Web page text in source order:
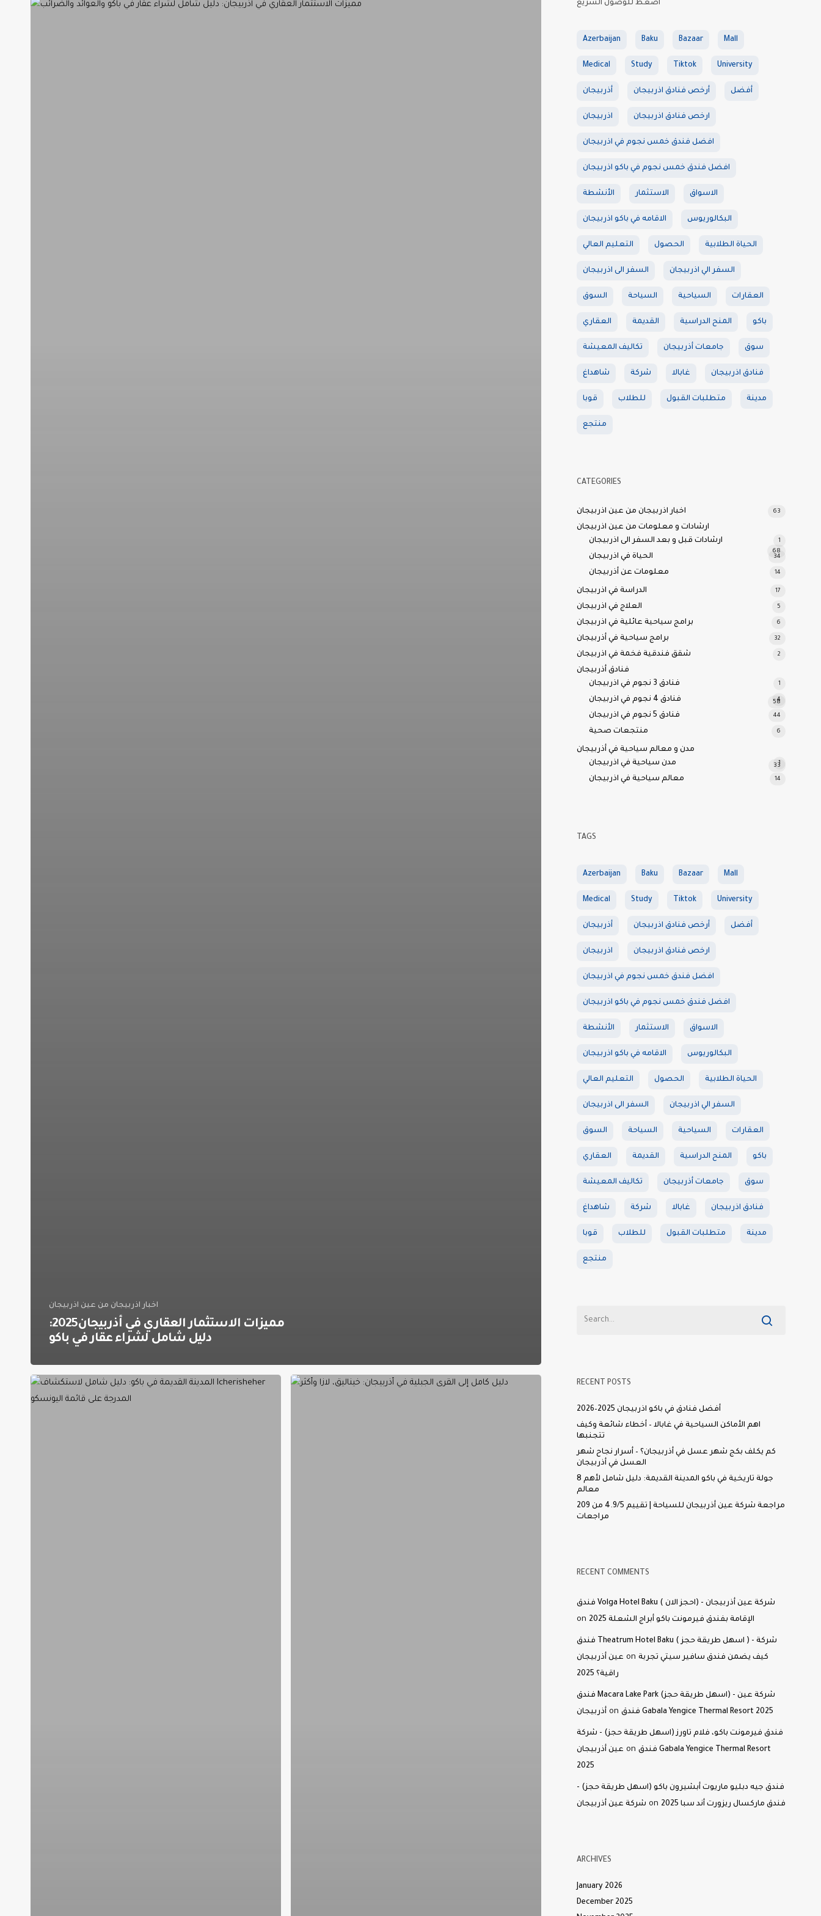
مميزات
اخبار اذربيجان من عين اذربيجان
مميزات الاستثمار العقاري في أذربيجان2025:
دليل شامل لشراء عقار في باكو
المدينة
القديمة
دليل
اضغط للوصول السريع
Azerbaijan Baku Bazaar Mall
Medical Study Tiktok University
أذربيجان أرخص فنادق اذربيجان أفضل
اذربيجان ارخص فنادق اذربيجان
افضل فندق خمس نجوم في اذربيجان
افضل فندق خمس نجوم في باكو اذربيجان
الأنشطة الاستثمار الاسواق
الاقامه في باكو اذربيجان البكالوريوس
التعليم العالي الحصول الحياة الطلابية
السفر الى اذربيجان السفر الي اذربيجان
السوق السياحة السياحية العقارات
العقاري القديمة المنح الدراسية باكو
تكاليف المعيشة جامعات أذربيجان سوق
شاهداغ شركة غابالا فنادق اذربيجان
قوبا للطلاب متطلبات القبول مدينة
منتجع
CATEGORIES
اخبار اذربيجان من عين اذربيجان 63
ارشادات و معلومات من عين اذربيجان
68
ارشادات قبل و بعد السفر الى اذربيجان 1
الحياة في اذربيجان 34
معلومات عن أذربيجان 14
الدراسة في اذربيجان 17
العلاج في اذربيجان 5
برامج سياحية عائلية في اذربيجان 6
برامج سياحية في أذربيجان 32
شقق فندقية فخمة في اذربيجان 2
فنادق أذربيجان
58
فنادق 3 نجوم في اذربيجان 1
فنادق 4 نجوم في اذربيجان 4
فنادق 5 نجوم في اذربيجان 44
منتجعات صحية 6
مدن و معالم سياحية في أذربيجان
33 مدن سياحية في اذربيجان 1
معالم سياحية في اذربيجان 14
TAGS
Azerbaijan Baku Bazaar Mall
Medical Study Tiktok University
أذربيجان أرخص فنادق اذربيجان أفضل
اذربيجان ارخص فنادق اذربيجان
افضل فندق خمس نجوم في اذربيجان
افضل فندق خمس نجوم في باكو اذربيجان
الأنشطة الاستثمار الاسواق
الاقامه في باكو اذربيجان البكالوريوس
التعليم العالي الحصول الحياة الطلابية
السفر الى اذربيجان السفر الي اذربيجان
السوق السياحة السياحية العقارات
العقاري القديمة المنح الدراسية باكو
تكاليف المعيشة جامعات أذربيجان سوق
شاهداغ شركة غابالا فنادق اذربيجان
قوبا للطلاب متطلبات القبول مدينة
منتجع
RECENT POSTS
أفضل فنادق في باكو اذربيجان 2025–2026
اهم الأماكن السياحية في غابالا – أخطاء شائعة وكيف
تتجنبها
كم يكلف بكج شهر عسل في أذربيجان؟ – أسرار نجاح شهر
العسل في أذربيجان
جولة تاريخية في باكو المدينة القديمة: دليل شامل لأهم 8
معالم
مراجعة شركة عين أذربيجان للسياحة | تقييم 4.9/5 من 209
مراجعات
RECENT COMMENTS
فندق Volga Hotel Baku ( احجز الان) - شركة عين أذربيجان
on الإقامة بفندق فيرمونت باكو أبراج الشعلة 2025
فندق Theatrum Hotel Baku ( اسهل طريقة حجز ) - شركة
عين أذربيجان on كيف يضمن فندق سافير سيتي تجربة
راقية؟ 2025
فندق Macara Lake Park (اسهل طريقة حجز) - شركة عين
أذربيجان on فندق Gabala Yengice Thermal Resort 2025
فندق فيرمونت باكو، فلام تاورز (اسهل طريقة حجز) - شركة
عين أذربيجان on فندق Gabala Yengice Thermal Resort
2025
فندق جيه دبليو ماريوت أبشيرون باكو (اسهل طريقة حجز) -
شركة عين أذربيجان on فندق ماركسال ريزورت أند سبا 2025
ARCHIVES
January 2026
December 2025